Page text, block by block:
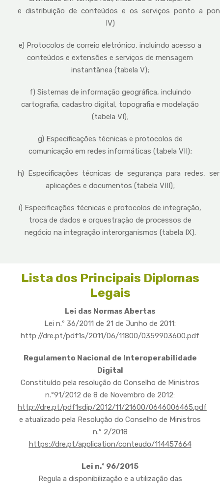
e distribuição de conteúdos e os serviços ponto a
IV)
e) Protocolos de correio eletrónico, incluindo acesso a
conteúdos e extensões e serviços de mensagem
instantânea (tabela V);
f) Sistemas de informação geográfica, incluindo
cartografia, cadastro digital, topografia e modelação
(tabela VI);
g) Especificações técnicas e protocolos de
comunicação em redes informáticas (tabela VII);
h) Especificações técnicas de segurança para redes,
aplicações e documentos (tabela VIII);
i) Especificações técnicas e protocolos de integração,
troca de dados e orquestração de processos de
negócio na integração interorganismos (tabela IX).
Lista dos Principais Diplomas
Legais
Lei das Normas Abertas
Lei n.º 36/2011 de 21 de Junho de 2011:
http://dre.pt/pdf1s/2011/06/11800/0359903600.pdf
Regulamento Nacional de Interoperabilidade
Digital
Constituído pela resolução do Conselho de Ministros
n.º91/2012 de 8 de Novembro de 2012:
http://dre.pt/pdf1sdip/2012/11/21600/0646006465.pdf
e atualizado pela Resolução do Conselho de Ministros
n.º 2/2018
https://dre.pt/application/conteudo/114457664
Lei n.º 96/2015
Regula a disponibilização e a utilização das